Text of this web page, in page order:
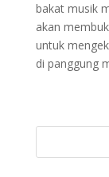
bakat musik
akan
untuk
di panggung